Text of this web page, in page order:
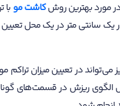
در مورد بهترین روشکاشت مو
سانتی متر در یک محل تعیین
الگوی ریزش در قسمت‌های